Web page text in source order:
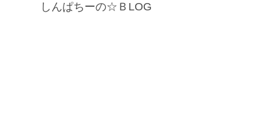
しんぱちーの☆ＢLOG